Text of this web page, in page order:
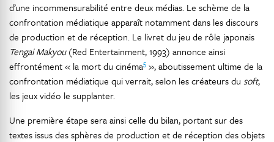
d’une incommensurabilité entre deux médias. Le schème de la
confrontation médiatique apparaît notamment dans les discours
de production et de réception. Le livret du jeu de rôle japonais
Tengai Makyou(Red Entertainment, 1993) annonce ainsi
effrontément « la mort du cinéma5 », aboutissement ultime de la
confrontation médiatique qui verrait, selon les créateurs du soft,
les jeux vidéo le supplanter.
Une première étape sera ainsi celle du bilan, portant sur des
textes issus des sphères de production et de réception des objets